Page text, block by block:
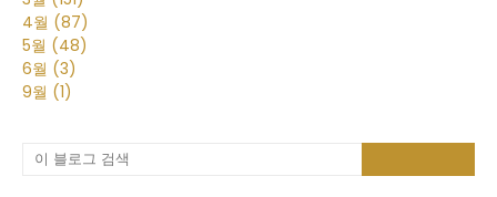
4월 (87)
5월 (48)
6월 (3)
9월 (1)